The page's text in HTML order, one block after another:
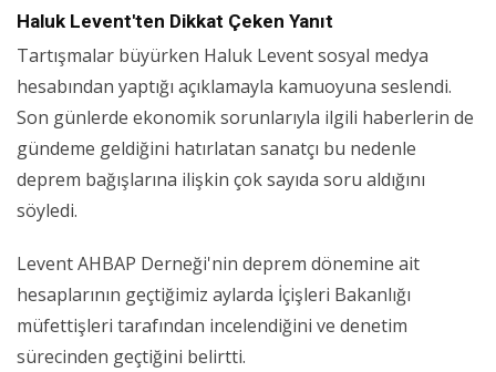
Haluk Levent'ten Dikkat Çeken Yanıt
Tartışmalar büyürken Haluk Levent sosyal medya
hesabından yaptığı açıklamayla kamuoyuna seslendi.
Son günlerde ekonomik sorunlarıyla ilgili haberlerin de
gündeme geldiğini hatırlatan sanatçı bu nedenle
deprem bağışlarına ilişkin çok sayıda soru aldığını
söyledi.
Levent AHBAP Derneği'nin deprem dönemine ait
hesaplarının geçtiğimiz aylarda İçişleri Bakanlığı
müfettişleri tarafından incelendiğini ve denetim
sürecinden geçtiğini belirtti.